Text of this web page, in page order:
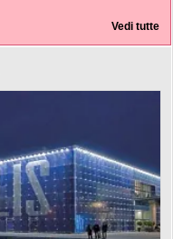
Vedi tutte